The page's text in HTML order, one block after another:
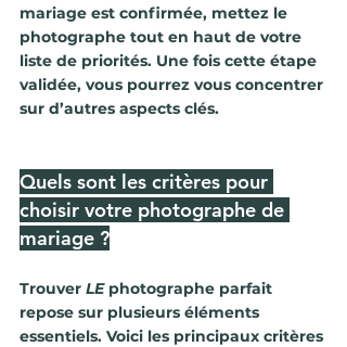
mariage est confirmée, mettez le
photographe tout en haut de votre
liste de priorités. Une fois cette étape
validée, vous pourrez vous concentrer
sur d’autres aspects clés.
Quels sont les critères pour
choisir votre photographe de
mariage ?
Trouver LE photographe parfait
repose sur plusieurs éléments
essentiels. Voici les principaux critères